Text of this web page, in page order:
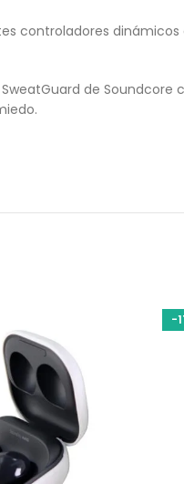
controladores dinámicos
de Soundcore
-